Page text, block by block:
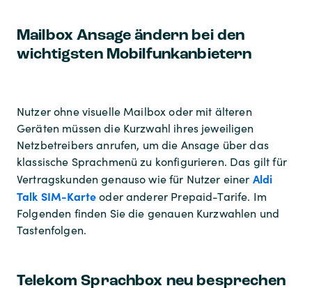
Mailbox Ansage ändern bei den
wichtigsten Mobilfunkanbietern
Nutzer ohne visuelle Mailbox oder mit älteren
Geräten müssen die Kurzwahl ihres jeweiligen
Netzbetreibers anrufen, um die Ansage über das
klassische Sprachmenü zu konfigurieren. Das gilt für
Vertragskunden genauso wie für Nutzer einer Aldi
Talk SIM-Karteoder anderer Prepaid-Tarife. Im
Folgenden finden Sie die genauen Kurzwahlen und
Tastenfolgen.
Telekom Sprachbox neu besprechen